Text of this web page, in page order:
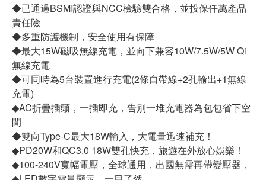
◆已通過BSMI認證與NCC檢驗雙合格，並投保仟萬產品
責任險
◆多重防護機制，安全使用有保障
◆最大15W磁吸無線充電，並向下兼容10W/7.5W/5W Qi
無線充電
◆可同時為5台裝置進行充電(2條自帶線+2孔輸出+1無線
充電)
◆AC折疊插頭，一插即充，告別一堆充電器為包包省下空
間
◆雙向Type-C最大18W輸入，大電量迅速補充！
◆PD20W和QC3.0 18W雙孔快充，旅遊在外放心娛樂！
◆100-240V寬幅電壓，全球通用，出國無需再帶變壓器，